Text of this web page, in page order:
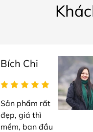
Bích Chi
Sản phẩm rất
đẹp, giá thì
mềm, ban đầu